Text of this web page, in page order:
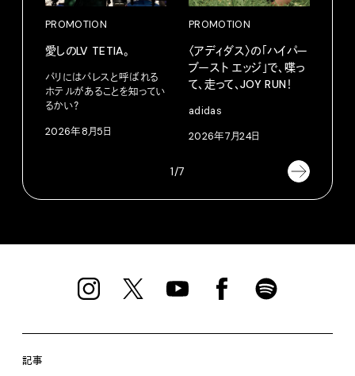
PROMOTION
愛しのLV TETIA。
パリにはパレスと呼ばれる
ホテルがあることを知ってい
るかい？
2026年8月5日
PROMOTION
〈アディダス〉の「ハイパー
ブースト エッジ」で、喋っ
て、走って、JOY RUN！
adidas
2026年7月24日
1/7
記事